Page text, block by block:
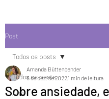
Post
Todos os posts
Arte
Todos os posts
Sobre ansiedade,
Amanda Büttenbender
6 de dez. de 20221 min de leitura